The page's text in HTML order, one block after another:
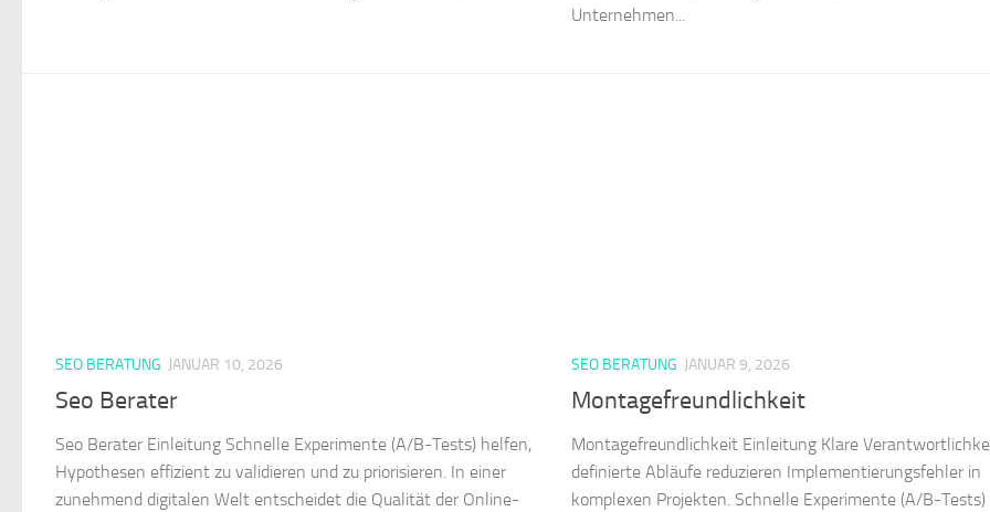
Unternehmen...
SEO BERATUNG JANUAR 10, 2026
Seo Berater
Seo Berater Einleitung Schnelle Experimente (A/B-Tests) helfen,
Hypothesen effizient zu validieren und zu priorisieren. In einer
zunehmend digitalen Welt entscheidet die Qualität der Online-
SEO BERATUNG JANUAR 9, 2026
Montagefreundlichkeit
Montagefreundlichkeit Einleitung Klare
definierte Abläufe reduzieren Implementierungsfehler in
komplexen Projekten. Schnelle Experimente (A/B-